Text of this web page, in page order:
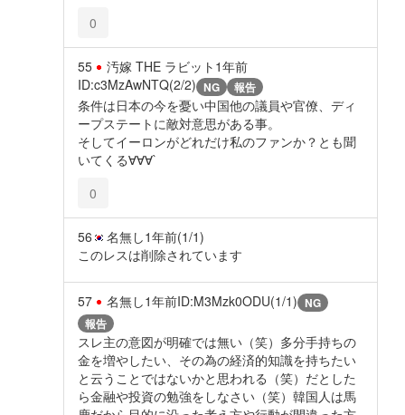
0
55 汚嫁 THE ラビット 1年前
ID:c3MzAwNTQ(2/2) NG 報告
条件は日本の今を憂い中国他の議員や官僚、ディ
ープステートに敵対意思がある事。
そしてイーロンがどれだけ私のファンか？とも聞
いてくる∀∀∀`
0
56 名無し1年前(1/1)
このレスは削除されています
57 名無し1年前ID:M3Mzk0ODU(1/1) NG
報告
スレ主の意図が明確では無い（笑）多分手持ちの
金を増やしたい、その為の経済的知識を持ちたい
と云うことではないかと思われる（笑）だとした
ら金融や投資の勉強をしなさい（笑）韓国人は馬